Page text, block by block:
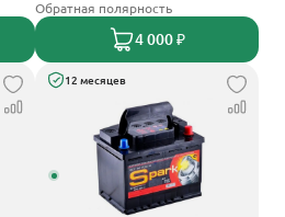
Обратная полярность
4 000 ₽
12 месяцев